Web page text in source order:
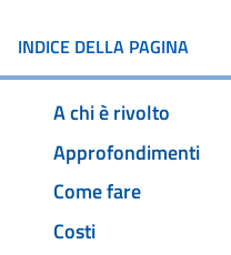
INDICE DELLA PAGINA
A chi è rivolto
Approfondimenti
Come fare
Costi